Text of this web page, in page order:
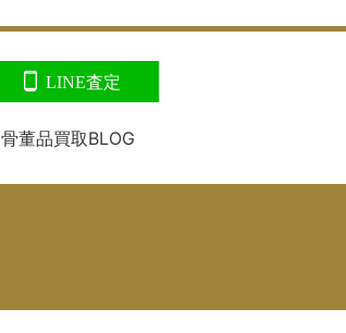
骨董品買取BLOG
LINE査定